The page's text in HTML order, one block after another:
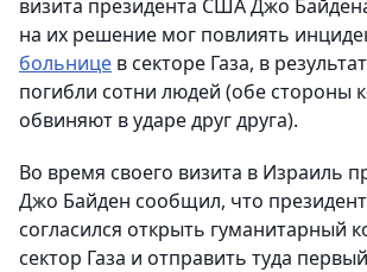
визита президента США Джо
на их решение мог повлиять
больнице в секторе Газа, в
погибли сотни людей (обе стороны
обвиняют в ударе друг друга).
Во время своего визита в Израиль
Джо Байден сообщил, что президент
согласился открыть гуманитарный
сектор Газа и отправить туда